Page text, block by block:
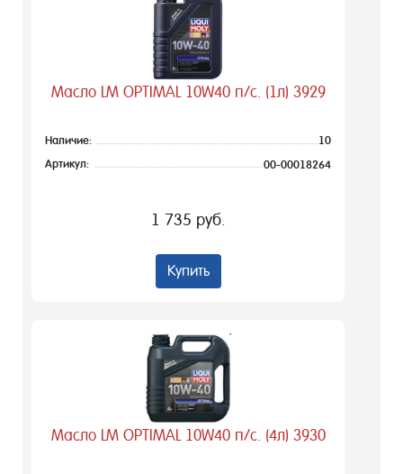
Масло LM OPTIMAL 10W40 п/с. (1л) 3929
Наличие:
10
Артикул:
00-00018264
1 735 руб.
Купить
Масло LM OPTIMAL 10W40 п/с. (4л) 3930